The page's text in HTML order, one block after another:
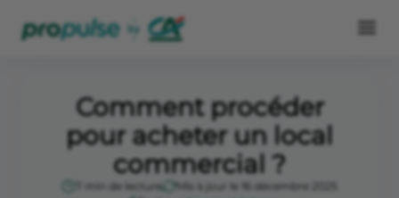
Comment procéder
pour acheter un local
commercial ?
7 min de lecture
Mis à jour le 16 décembre 2025